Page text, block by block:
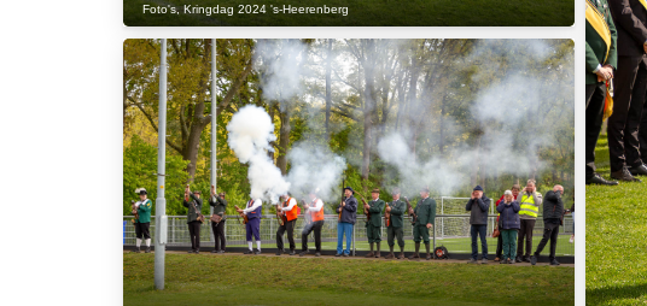
Foto's,Kringdag 2024 's-Heerenberg